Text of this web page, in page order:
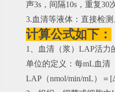
声3s，间隔10s，重复
3.血清等液体：直接检测
计算公式如下：
1、血清（浆）LAP活力
单位的定义：每mL血清
LAP（nmol/min/mL）＝